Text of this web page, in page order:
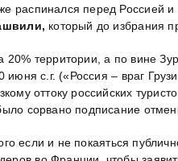
распинался перед Россией
который до избрания
20% территории, а по вине
июня с.г. («Россия – враг
оттоку российских
сорвано подписание
если и не покаяться